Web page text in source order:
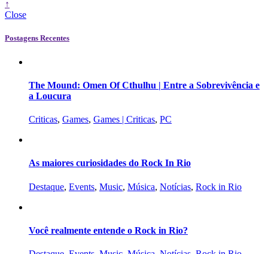
↑
Close
Postagens Recentes
The Mound: Omen Of Cthulhu | Entre a Sobrevivência e
a Loucura
Criticas, Games, Games | Criticas, PC
As maiores curiosidades do Rock In Rio
Destaque, Events, Music, Música, Notícias, Rock in Rio
Você realmente entende o Rock in Rio?